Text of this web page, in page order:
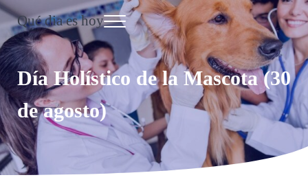
Saltar al contenido principal
Skip to header right navigation
Skip to site footer
Qué dia es hoy
Día Internacional
Menu
Día Holístico de la Mascota (30
de agosto)